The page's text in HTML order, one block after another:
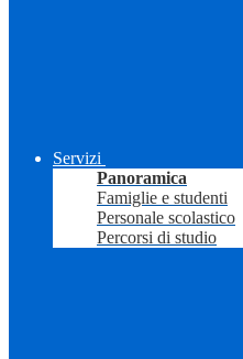
Servizi
Panoramica
Famiglie e studenti
Personale scolastico
Percorsi di studio